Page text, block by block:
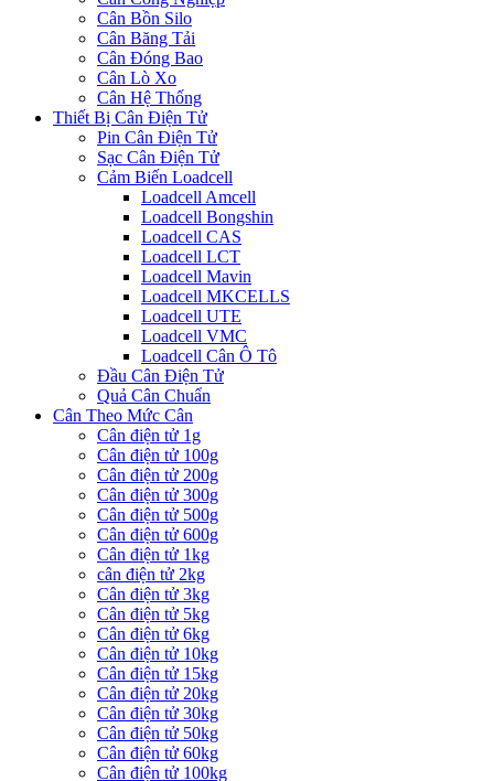
Cân Bồn Silo
Cân Băng Tải
Cân Đóng Bao
Cân Lò Xo
Cân Hệ Thống
Thiết Bị Cân Điện Tử
Pin Cân Điện Tử
Sạc Cân Điện Tử
Cảm Biến Loadcell
Loadcell Amcell
Loadcell Bongshin
Loadcell CAS
Loadcell LCT
Loadcell Mavin
Loadcell MKCELLS
Loadcell UTE
Loadcell VMC
Loadcell Cân Ô Tô
Đầu Cân Điện Tử
Quả Cân Chuẩn
Cân Theo Mức Cân
Cân điện tử 1g
Cân điện tử 100g
Cân điện tử 200g
Cân điện tử 300g
Cân điện tử 500g
Cân điện tử 600g
Cân điện tử 1kg
cân điện tử 2kg
Cân điện tử 3kg
Cân điện tử 5kg
Cân điện tử 6kg
Cân điện tử 10kg
Cân điện tử 15kg
Cân điện tử 20kg
Cân điện tử 30kg
Cân điện tử 50kg
Cân điện tử 60kg
Cân điện tử 100kg